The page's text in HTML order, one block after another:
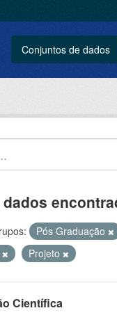
Conjuntos de dados
Pós Graduação
Projeto
Científica